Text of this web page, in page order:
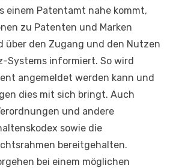
einem Patentamt nahe kommt,
zu Patenten und Marken
über den Zugang und den Nutzen
Systems informiert. So wird
angemeldet werden kann und
dies mit sich bringt. Auch
und andere
sowie die
bereitgehalten.
bei einem möglichen